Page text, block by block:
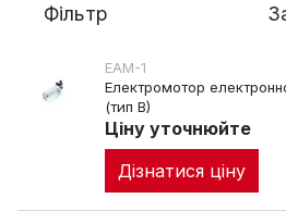
Фільтр
EAM-1
Електромотор
(тип B)
Ціну уточнюйте
Дізнатися ціну